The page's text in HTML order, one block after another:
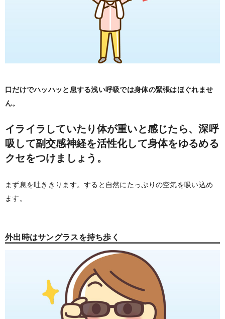
口だけでハッハッと息する浅い呼吸では身体の緊張はほぐれませ
ん。
イライラしていたり体が重いと感じたら、深呼
吸して副交感神経を活性化して身体をゆるめる
クセをつけましょう。
まず息を吐ききります。すると自然にたっぷりの空気を吸い込め
ます。
外出時はサングラスを持ち歩く